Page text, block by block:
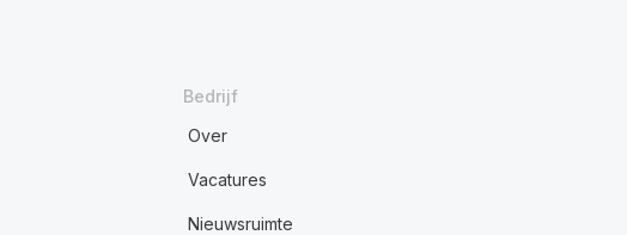
Bedrijf
Over
Vacatures
Nieuwsruimte